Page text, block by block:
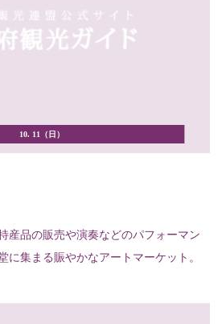
10. 11（日）
産品の販売や演奏などのパフォーマン
に集まる賑やかなアートマーケット。